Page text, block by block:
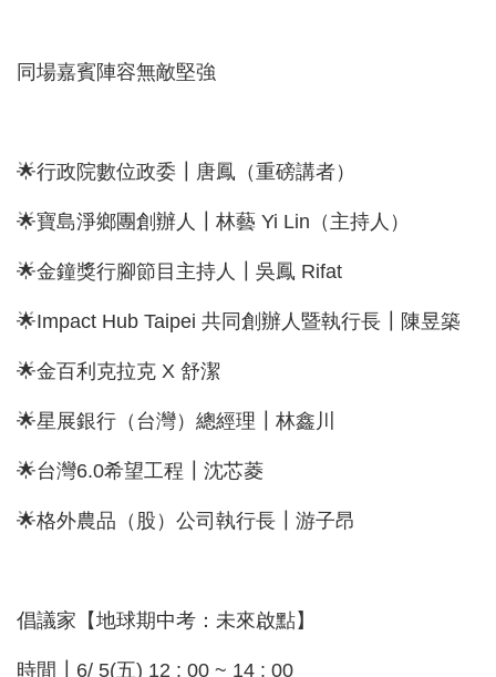
同場嘉賓陣容無敵堅強
🌟行政院數位政委┃唐鳳（重磅講者）
🌟寶島淨鄉團創辦人┃林藝 Yi Lin（主持人）
🌟金鐘獎行腳節目主持人┃吳鳳 Rifat
🌟Impact Hub Taipei 共同創辦人暨執行長┃陳昱築
🌟金百利克拉克 X 舒潔
🌟星展銀行（台灣）總經理┃林鑫川
🌟台灣6.0希望工程┃沈芯菱
🌟格外農品（股）公司執行長┃游子昂
倡議家【地球期中考：未來啟點】
時間┃6/ 5(五) 12 : 00 ~ 14 : 00